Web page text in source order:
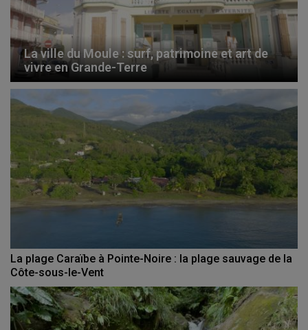
La ville du Moule : surf, patrimoine et art de
vivre en Grande-Terre
La plage Caraïbe à Pointe-Noire : la plage sauvage de la
Côte-sous-le-Vent